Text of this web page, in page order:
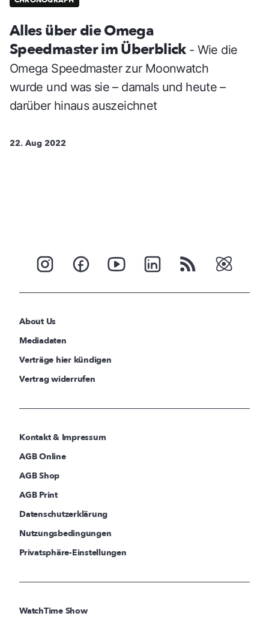
Alles über die Omega
Speedmaster im Überblick - Wie die
Omega Speedmaster zur Moonwatch
wurde und was sie – damals und heute –
darüber hinaus auszeichnet
22. Aug 2022
About Us
Mediadaten
Verträge hier kündigen
Vertrag widerrufen
Kontakt & Impressum
AGB Online
AGB Shop
AGB Print
Datenschutzerklärung
Nutzungsbedingungen
Privatsphäre-Einstellungen
WatchTime Show